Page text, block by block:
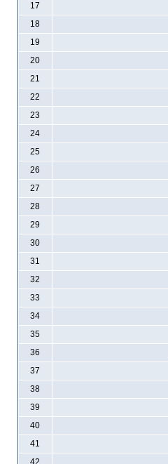
17
18
19
20
21
22
23
24
25
26
27
28
29
30
31
32
33
34
35
36
37
38
39
40
41
42